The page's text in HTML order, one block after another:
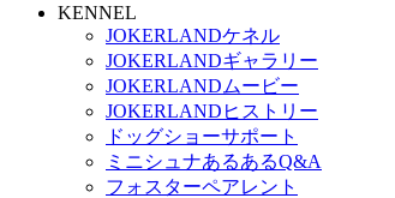
KENNEL
JOKERLANDケネル
JOKERLANDギャラリー
JOKERLANDムービー
JOKERLANDヒストリー
ドッグショーサポート
ミニシュナあるあるQ&A
フォスターペアレント